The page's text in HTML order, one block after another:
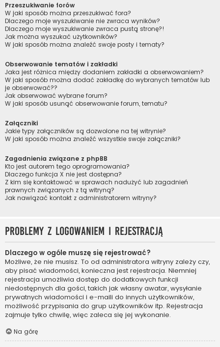
Przeszukiwanie forów
W jaki sposób można przeszukiwać fora?
Dlaczego moje wyszukiwanie nie zwraca wyników?
Dlaczego moje wyszukiwanie zwraca pustą stronę?!
Jak można wyszukać użytkowników?
W jaki sposób można znaleźć swoje posty i tematy?
Obserwowanie tematów i zakładki
Jaka jest różnica między dodaniem zakładki a obserwowaniem?
W jaki sposób można dodać zakładkę do wybranych tematów lub
je obserwować??
Jak obserwować wybrane forum?
W jaki sposób usunąć obserwowanie forum, tematu?
Załączniki
Jakie typy załączników są dozwolone na tej witrynie?
W jaki sposób można znaleźć wszystkie swoje załączniki?
Zagadnienia związane z phpBB
Kto jest autorem tego oprogramowania?
Dlaczego funkcja X nie jest dostępna?
Z kim się kontaktować w sprawach nadużyć lub zagadnień
prawnych związanych z tą witryną?
Jak nawiązać kontakt z administratorem witryny?
Problemy z logowaniem i rejestracją
Dlaczego w ogóle muszę się rejestrować?
Możliwe, że nie musisz. To od administratora witryny zależy czy,
aby pisać wiadomości, konieczna jest rejestracja. Niemniej
rejestracja umożliwia dostęp do dodatkowych funkcji
niedostępnych dla gości, takich jak własny awatar, wysyłanie
prywatnych wiadomości i e-maili do innych użytkowników,
możliwość przypisania do grup użytkowników itp. Rejestracja
zajmuje tylko chwilę, więc zaleca się jej wykonanie.
Na górę